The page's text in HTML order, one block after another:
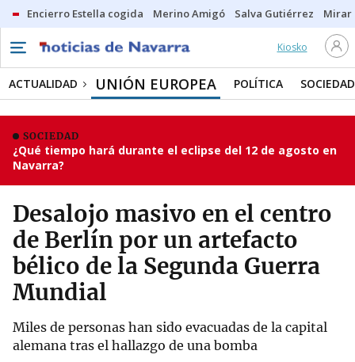
Encierro Estella cogida Merino Amigó Salva Gutiérrez Mirar
Kiosko
ACTUALIDAD UNIÓN EUROPEA POLÍTICA SOCIEDAD
SOCIEDAD
¿Qué tiempo hará durante el eclipse del 12 de agosto en
Navarra?
Desalojo masivo en el centro
de Berlín por un artefacto
bélico de la Segunda Guerra
Mundial
Miles de personas han sido evacuadas de la capital
alemana tras el hallazgo de una bomba